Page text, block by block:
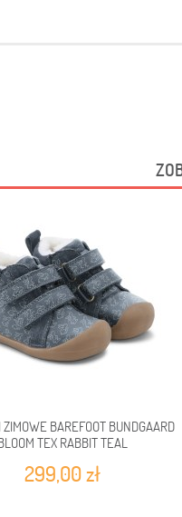
BAREFOOT BUNDGAARD
TEX RABBIT TEAL
299,00 zł